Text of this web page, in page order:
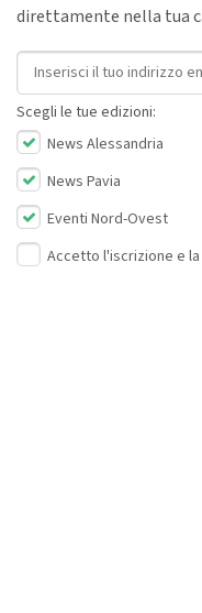
direttamente nella tua
Indirizzo email
Scegli le tue edizioni:
News Alessandria
News Pavia
Eventi Nord-Ovest
Accetto l'iscrizione e la